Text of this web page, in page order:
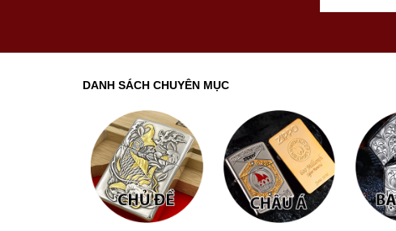
DANH SÁCH CHUYÊN MỤC